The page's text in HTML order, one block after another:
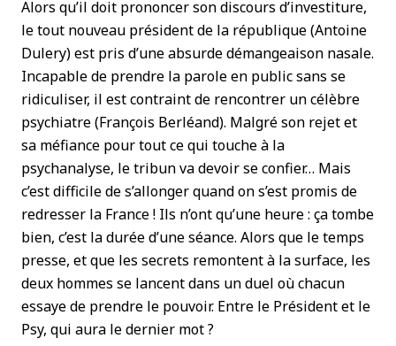
Alors qu’il doit prononcer son discours d’investiture,
le tout nouveau président de la république (Antoine
Dulery) est pris d’une absurde démangeaison nasale.
Incapable de prendre la parole en public sans se
ridiculiser, il est contraint de rencontrer un célèbre
psychiatre (François Berléand). Malgré son rejet et
sa méfiance pour tout ce qui touche à la
psychanalyse, le tribun va devoir se confier… Mais
c’est difficile de s’allonger quand on s’est promis de
redresser la France ! Ils n’ont qu’une heure : ça tombe
bien, c’est la durée d’une séance. Alors que le temps
presse, et que les secrets remontent à la surface, les
deux hommes se lancent dans un duel où chacun
essaye de prendre le pouvoir. Entre le Président et le
Psy, qui aura le dernier mot ?